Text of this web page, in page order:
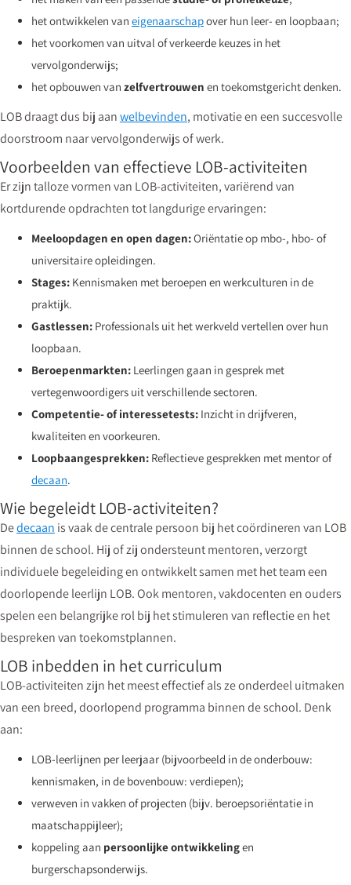
het ontwikkelen van eigenaarschapover hun leer- en loopbaan;
het voorkomen van uitval of verkeerde keuzes in het
vervolgonderwijs;
het opbouwen van zelfvertrouwen en toekomstgericht denken.
LOB draagt dus bij aanwelbevinden, motivatie en een succesvolle
doorstroom naar vervolgonderwijs of werk.
Voorbeelden van effectieve LOB-activiteiten
Er zijn talloze vormen van LOB-activiteiten, variërend van
kortdurende opdrachten tot langdurige ervaringen:
Meeloopdagen en open dagen:Oriëntatie op mbo-, hbo- of
universitaire opleidingen.
Stages: Kennismaken met beroepen en werkculturen in de
praktijk.
Gastlessen: Professionals uit het werkveld vertellen over hun
loopbaan.
Beroepenmarkten: Leerlingen gaan in gesprek met
vertegenwoordigers uit verschillende sectoren.
Competentie- of interessetests: Inzicht in drijfveren,
kwaliteiten en voorkeuren.
Loopbaangesprekken: Reflectieve gesprekken met mentor of
decaan.
Wie begeleidt LOB-activiteiten?
Dedecaan is vaak de centrale persoon bij het coördineren van LOB
binnen de school. Hij of zij ondersteunt mentoren, verzorgt
individuele begeleiding en ontwikkelt samen met het team een
doorlopende leerlijn LOB. Ook mentoren, vakdocenten en ouders
spelen een belangrijke rol bij het stimuleren van reflectie en het
bespreken van toekomstplannen.
LOB inbedden in het curriculum
LOB-activiteiten zijn het meest effectief als ze onderdeel uitmaken
van een breed, doorlopend programma binnen de school. Denk
aan:
LOB-leerlijnen per leerjaar (bijvoorbeeld in de onderbouw:
kennismaken, in de bovenbouw: verdiepen);
verweven in vakken of projecten (bijv. beroepsoriëntatie in
maatschappijleer);
koppeling aan persoonlijke ontwikkelingen
burgerschapsonderwijs.